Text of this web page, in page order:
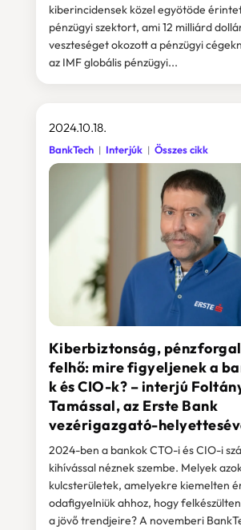
kiberincidensek közel egyötöde
pénzügyi szektort, ami 12 milliárd
veszteséget okozott a pénzügyi
az IMF globális pénzügyi...
Kiberbiztonság,
felhő: mire figyeljenek a
k és CIO-k? – interjú
Tamással, az Erste Bank
vezérigazgató-
2024.10.18.
BankTech Interjúk Összes cikk
2024-ben a bankok CTO-i és CIO-i
kihívással néznek szembe. Melyek
kulcsterületek, amelyekre kiemelten
odafigyelniük ahhoz, hogy
a jövő trendjeire? A novemberi